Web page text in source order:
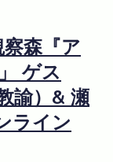
森『ア
ゲス
諭）& 瀬
ライン